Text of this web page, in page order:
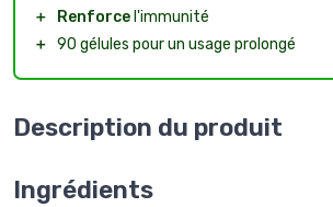
＋
Renforce l'immunité
＋ 90 gélules pour un usage prolongé
Description du produit
Ingrédients